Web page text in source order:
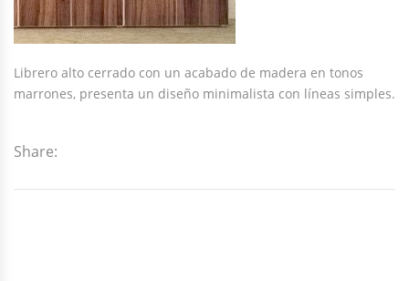
Librero alto cerrado con un acabado de madera en tonos
marrones, presenta un diseño minimalista con líneas simples.
Share: